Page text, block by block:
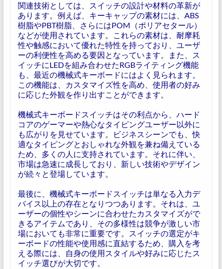
関連技術としては、スイッチの設計や材料の革新が
あります。例えば、キーキャップの素材には、ABS
樹脂やPBT樹脂、さらにはPOM（ポリアセタール）
などが使用されています。これらの素材は、耐摩耗
性や触感において優れた特性を持っており、ユーザ
ーの利便性を高める要因となっています。また、ス
イッチにLEDを組み合わせたRGBライティング機能
も、最近の機械式キーボードにはよく見られます。
この機能は、カスタマイズ性を高め、使用者の好み
に応じた外観を作り出すことができます。
機械式キーボードスイッチはその利点から、ハード
コアのゲーマーや熱心なタイピングユーザー以外に
も広がりを見せています。ビジネスシーンでも、快
適なタイピングとおしゃれな外観を兼ね備えている
ため、多くの人に支持されています。それに伴い、
市場は急速に成長しており、新しい技術やデザイン
が続々と登場しています。
最後に、機械式キーボードスイッチは単なる入力デ
バイス以上の存在となりつつあります。それは、ユ
ーザーの個性やシーンに合わせたカスタマイズがで
きるアイテムであり、その多様性は競争が激しい市
場においても非常に重要です。スイッチの選定がキ
ーボードの性能や使用感に直結するため、購入を考
える際には、自身の使用スタイルや好みに応じたス
イッチ選びが大切です。